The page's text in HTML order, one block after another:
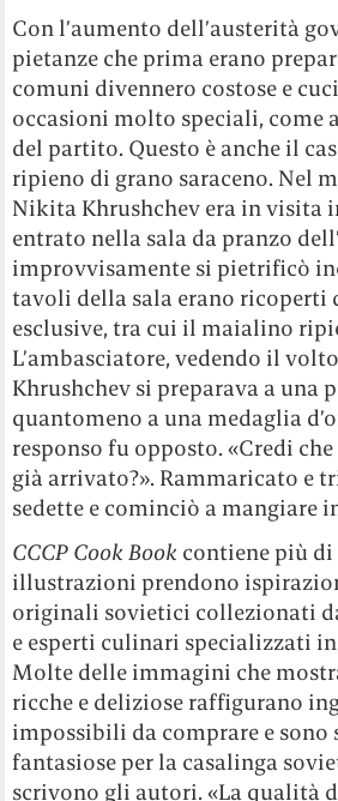
Con l’aumento dell’austerità
pietanze che prima erano
comuni divennero costose e
occasioni molto speciali, come
del partito. Questo è anche il
ripieno di grano saraceno. Nel
Nikita Khrushchev era in visita
entrato nella sala da pranzo
improvvisamente si pietrificò
tavoli della sala erano ricoperti
esclusive, tra cui il maialino
L’ambasciatore, vedendo il
Khrushchev si preparava a una
quantomeno a una medaglia
responso fu opposto. «Credi
già arrivato?». Rammaricato e
sedette e cominciò a mangiare
CCCP Cook Book contiene più di
illustrazioni prendono
originali sovietici collezionati
e esperti culinari specializzati
Molte delle immagini che
ricche e deliziose raffigurano
impossibili da comprare e sono
fantasiose per la casalinga
scrivono gli autori. «La qualità